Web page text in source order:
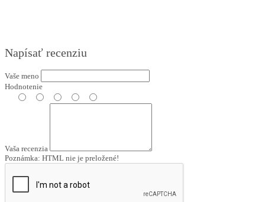
Napísať recenziu
Vaše meno
Hodnotenie
Vaša recenzia
Poznámka: HTML nie je preložené!